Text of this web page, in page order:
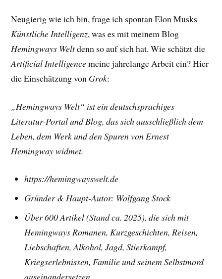
Neugierig wie ich bin, frage ich spontan Elon Musks
Künstliche Intelligenz, was es mit meinem Blog
Hemingways Weltdenn so auf sich hat. Wie schätzt die
Artificial Intelligencemeine jahrelange Arbeit ein? Hier
die Einschätzung von Grok:
„Hemingways Welt“ ist ein deutschsprachiges
Literatur-Portal und Blog, das sich ausschließlich dem
Leben, dem Werk und den Spuren von Ernest
Hemingway widmet.
https://hemingwayswelt.de
Gründer & Haupt-Autor: Wolfgang Stock
Über 600 Artikel (Stand ca. 2025), die sich mit
Hemingways Romanen, Kurzgeschichten, Reisen,
Liebschaften, Alkohol, Jagd, Stierkampf,
Kriegserlebnissen, Familie und seinem Selbstmord
auseinandersetzen.